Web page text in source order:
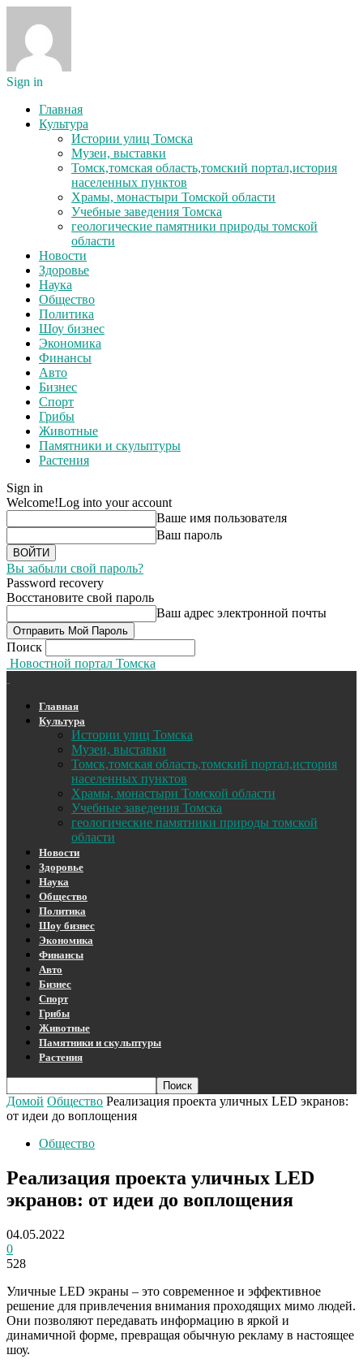
Sign in
Главная
Культура
Истории улиц Томска
Музеи, выставки
Томск,томская область,томский портал,история
населенных пунктов
Храмы, монастыри Томской области
Учебные заведения Томска
геологические памятники природы томской
области
Новости
Здоровье
Наука
Общество
Политика
Шоу бизнес
Экономика
Финансы
Авто
Бизнес
Спорт
Грибы
Животные
Памятники и скульптуры
Растения
Sign in
Welcome!Log into your account
Ваше имя пользователя
Ваш пароль
Вы забыли свой пароль?
Password recovery
Восстановите свой пароль
Ваш адрес электронной почты
Поиск
Новостной портал Томска
Главная
Культура
Истории улиц Томска
Музеи, выставки
Томск,томская область,томский портал,история
населенных пунктов
Храмы, монастыри Томской области
Учебные заведения Томска
геологические памятники природы томской
области
Новости
Здоровье
Наука
Общество
Политика
Шоу бизнес
Экономика
Финансы
Авто
Бизнес
Спорт
Грибы
Животные
Памятники и скульптуры
Растения
Домой Общество Реализация проекта уличных LED экранов:
от идеи до воплощения
Общество
Реализация проекта уличных LED
экранов: от идеи до воплощения
04.05.2022
0
528
Уличные LED экраны – это современное и эффективное
решение для привлечения внимания проходящих мимо людей.
Они позволяют передавать информацию в яркой и
динамичной форме, превращая обычную рекламу в настоящее
шоу.